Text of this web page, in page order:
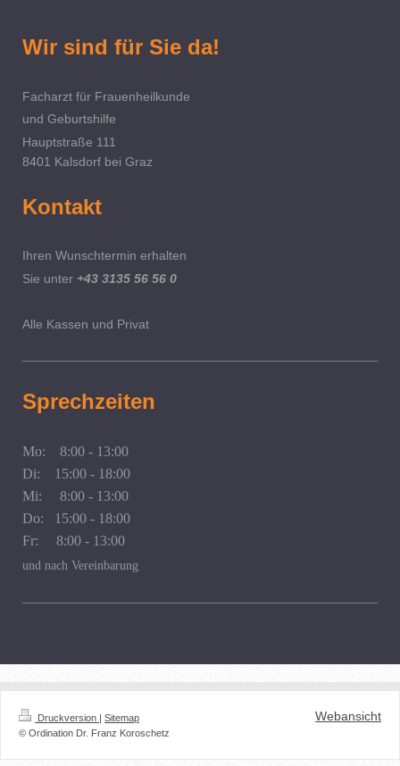
Wir sind für Sie da!
Facharzt für Frauenheilkunde
und Geburtshilfe
Hauptstraße 111
8401 Kalsdorf bei Graz
Kontakt
Ihren Wunschtermin erhalten
Sie unter +43 3135 56 56 0
Alle Kassen und Privat
Sprechzeiten
Mo: 8:00 - 13:00
Di: 15:00 - 18:00
Mi: 8:00 - 13:00
Do: 15:00 - 18:00
Fr: 8:00 - 13:00
und nach Vereinbarung
Druckversion | Sitemap
© Ordination Dr. Franz Koroschetz
Webansicht